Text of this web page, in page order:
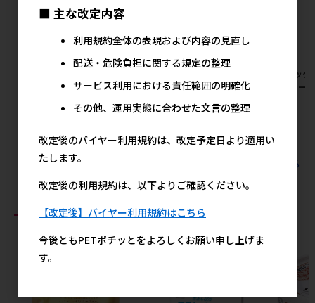
仕立てホワイト&スカイブルー
900円
うびイタリアンライグラス
540円
[ジェッ
ワーフー
すべてのジェックスの人気商品を見る
おすすめ商品
■ 主な改定内容
利用規約全体の表現および内容の見直し
配送・危険負担に関する規定の整理
サービス利用における責任範囲の明確化
その他、運用実態に合わせた文言の整理
改定後のバイヤー利用規約は、改定予定日より適用い
たします。
改定後の利用規約は、以下よりご確認ください。
【改定後】バイヤー利用規約はこちら
今後ともPETポチッとをよろしくお願い申し上げま
す。